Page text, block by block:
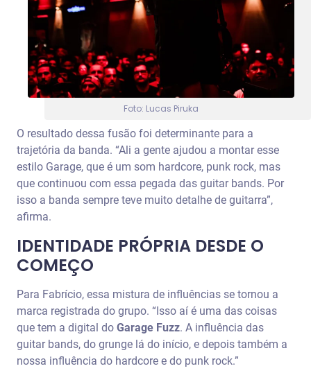
Foto: Lucas Piruka
O resultado dessa fusão foi determinante para a
trajetória da banda. “Ali a gente ajudou a montar esse
estilo Garage, que é um som hardcore, punk rock, mas
que continuou com essa pegada das guitar bands. Por
isso a banda sempre teve muito detalhe de guitarra”,
afirma.
IDENTIDADE PRÓPRIA DESDE O
COMEÇO
Para Fabrício, essa mistura de influências se tornou a
marca registrada do grupo. “Isso aí é uma das coisas
que tem a digital do Garage Fuzz. A influência das
guitar bands, do grunge lá do início, e depois também a
nossa influência do hardcore e do punk rock.”